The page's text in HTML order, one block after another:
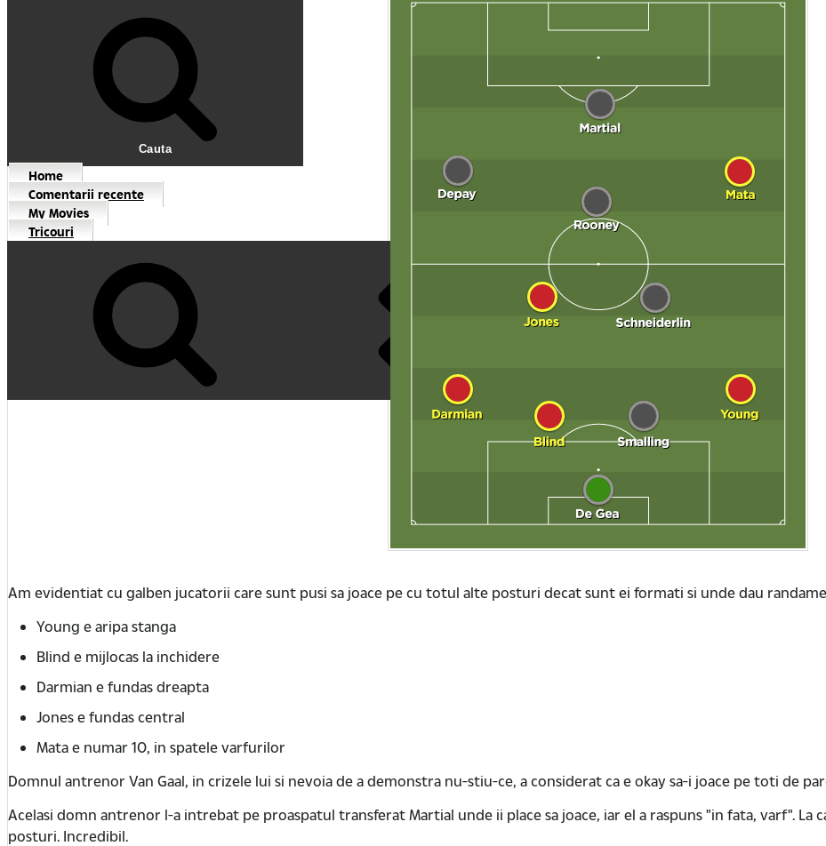
Cauta
Home
Comentarii recente
My Movies
Tricouri
Am evidentiat cu galben jucatorii care sunt pusi sa joace pe cu totul alte posturi decat sunt ei formati si unde dau
Young e aripa stanga
Blind e mijlocas la inchidere
Darmian e fundas dreapta
Jones e fundas central
Mata e numar 10, in spatele varfurilor
Domnul antrenor Van Gaal, in crizele lui si nevoia de a demonstra nu-stiu-ce, a considerat ca e okay sa-i joace pe toti de
Acelasi domn antrenor l-a intrebat pe proaspatul transferat Martial unde ii place sa joace, iar el a raspuns "in fata, varf". La
posturi. Incredibil.